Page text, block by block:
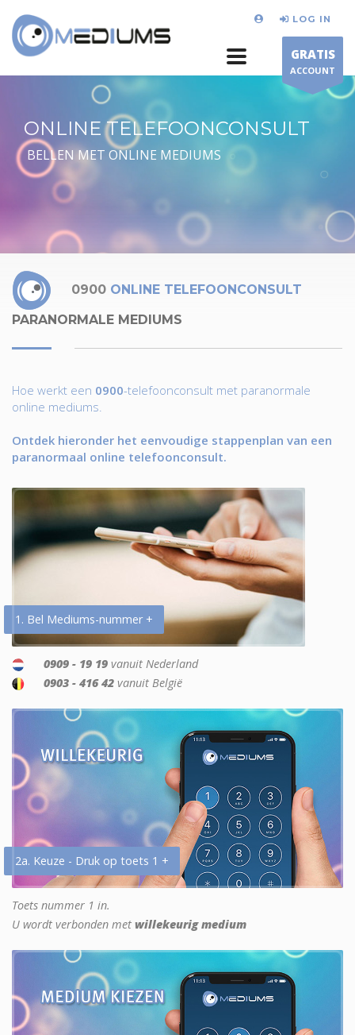
LOG IN
GRATIS
ACCOUNT
ONLINE TELEFOONCONSULT
BELLEN MET ONLINE MEDIUMS
0900 ONLINE TELEFOONCONSULT
PARANORMALE MEDIUMS
Hoe werkt een 0900-telefoonconsult met paranormale
online mediums.
Ontdek hieronder het eenvoudige stappenplan van een
paranormaal online telefoonconsult.
1. Bel Mediums-nummer +
0909 - 19 19 vanuit Nederland
0903 - 416 42 vanuit België
2a. Keuze - Druk op toets 1 +
Toets nummer 1 in.
U wordt verbonden met willekeurig medium